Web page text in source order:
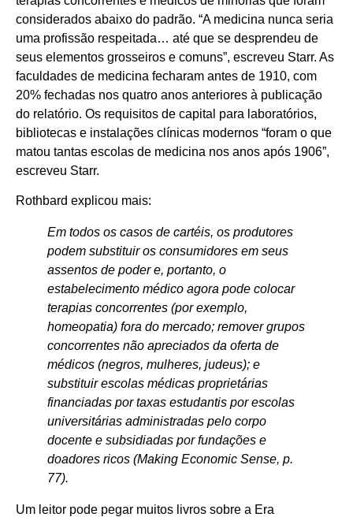
considerados abaixo do padrão. “A medicina nunca seria
uma profissão respeitada… até que se desprendeu de
seus elementos grosseiros e comuns”, escreveu Starr. As
faculdades de medicina fecharam antes de 1910, com
20% fechadas nos quatro anos anteriores à publicação
do relatório. Os requisitos de capital para laboratórios,
bibliotecas e instalações clínicas modernos “foram o que
matou tantas escolas de medicina nos anos após 1906”,
escreveu Starr.
Rothbard explicou mais:
Em todos os casos de cartéis, os produtores
podem substituir os consumidores em seus
assentos de poder e, portanto, o
estabelecimento médico agora pode colocar
terapias concorrentes (por exemplo,
homeopatia) fora do mercado; remover grupos
concorrentes não apreciados da oferta de
médicos (negros, mulheres, judeus); e
substituir escolas médicas proprietárias
financiadas por taxas estudantis por escolas
universitárias administradas pelo corpo
docente e subsidiadas por fundações e
doadores ricos (Making Economic Sense, p.
77).
Um leitor pode pegar muitos livros sobre a Era